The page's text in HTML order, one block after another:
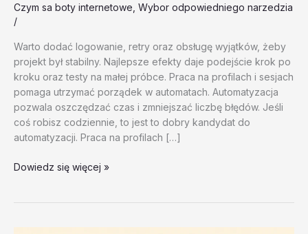
Czym sa boty internetowe Wybor odpowiedniego narzedzia
/
Warto dodać logowanie, retry oraz obsługę wyjątków, żeby
projekt był stabilny. Najlepsze efekty daje podejście krok po
kroku oraz testy na małej próbce. Praca na profilach i sesjach
pomaga utrzymać porządek w automatach. Automatyzacja
pozwala oszczędzać czas i zmniejszać liczbę błędów. Jeśli
coś robisz codziennie, to jest to dobry kandydat do
automatyzacji. Praca na profilach […]
Wybor
test
Dowiedz się więcej »